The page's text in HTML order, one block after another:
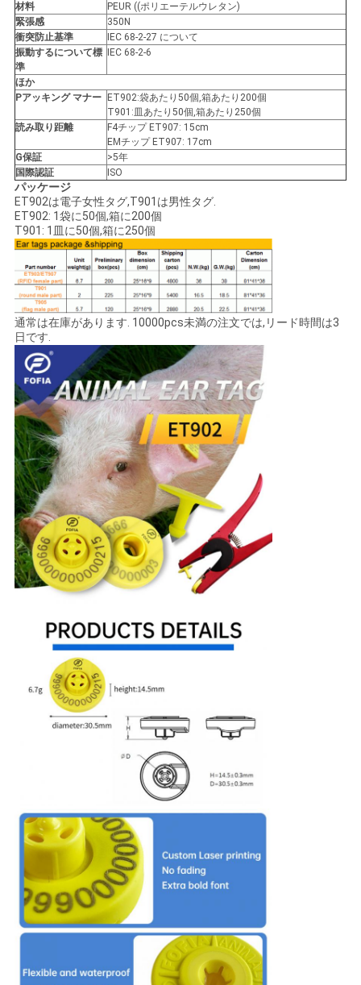
さ
い
ニ
ュ
ー
ス
引
用
を
要
求
し
な
さ
い
地
PRIVACY
POLICY
材料
PEUR ((ポリエーテルウレタン)
緊張感
350N
衝突防止基準
IEC 68-2-27 について
振動するについて標
準
IEC 68-2-6
ほか
Pアッキング マナー
ET902:袋あたり50個,箱あたり200個
T901:皿あたり50個,箱あたり250個
読み取り距離
F4チップ ET907: 15cm
EMチップ ET907: 17cm
G保証
>5年
国際認証
ISO
パッケージ
ET902は電子女性タグ,T901は男性タグ.
ET902: 1袋に50個,箱に200個
T901: 1皿に50個,箱に250個
通常は在庫があります. 10000pcs未満の注文では,リード時間は3
日です.